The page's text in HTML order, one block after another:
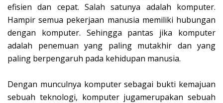
efisien dan cepat. Salah satunya adalah komputer.
Hampir semua pekerjaan manusia memiliki hubungan
dengan komputer. Sehingga pantas jika komputer
adalah penemuan yang paling mutakhir dan yang
paling berpengaruh pada kehidupan manusia.
Dengan munculnya komputer sebagai bukti kemajuan
sebuah teknologi, komputer jugamerupakan sebuah